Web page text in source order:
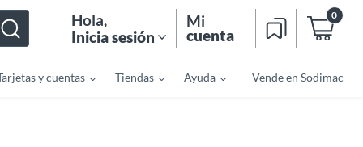
Hola,
Inicia sesión
Mi
cuenta
0
y cuentas Tiendas Ayuda Vende en Sodimac